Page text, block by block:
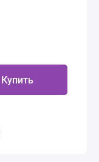
Купить